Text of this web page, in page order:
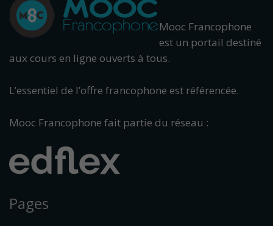
Mooc Francophone
est un portail destiné
aux cours en ligne ouverts à tous.
L’essentiel de l’offre francophone est référencée.
Mooc Francophone fait partie du réseau :
Pages